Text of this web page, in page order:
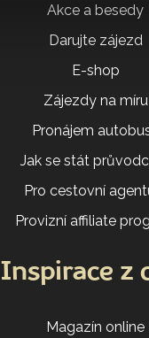
Akce a besedy
Darujte zájezd
E-shop
Zájezdy na míru
Pronájem
Jak se stát
Pro cestovní
Provizní affiliate
Inspirace z
Magazín online